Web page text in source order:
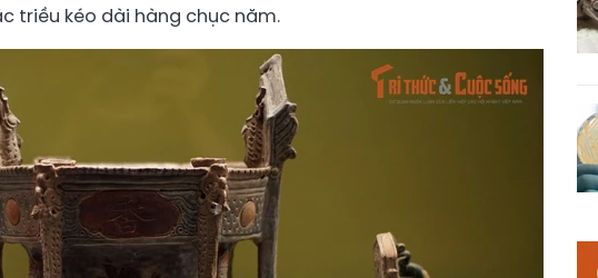
triều kéo dài hàng chục năm.